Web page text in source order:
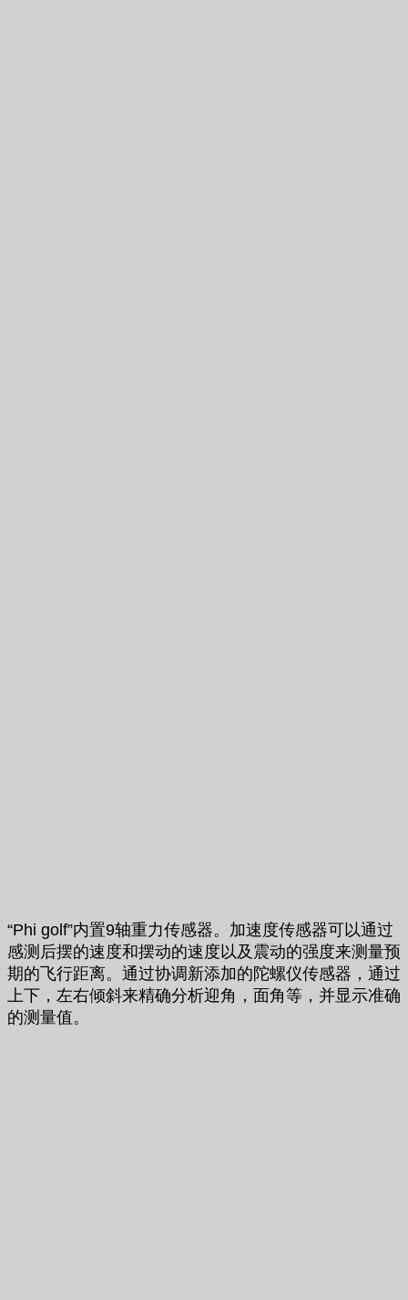
“Phi golf”内置9轴重力传感器。加速度传感器可以通过
感测后摆的速度和摆动的速度以及震动的强度来测量预
期的飞行距离。通过协调新添加的陀螺仪传感器，通过
上下，左右倾斜来精确分析迎角，面角等，并显示准确
的测量值。